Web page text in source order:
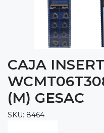
CAJA
(M) GESAC
SKU: 8464